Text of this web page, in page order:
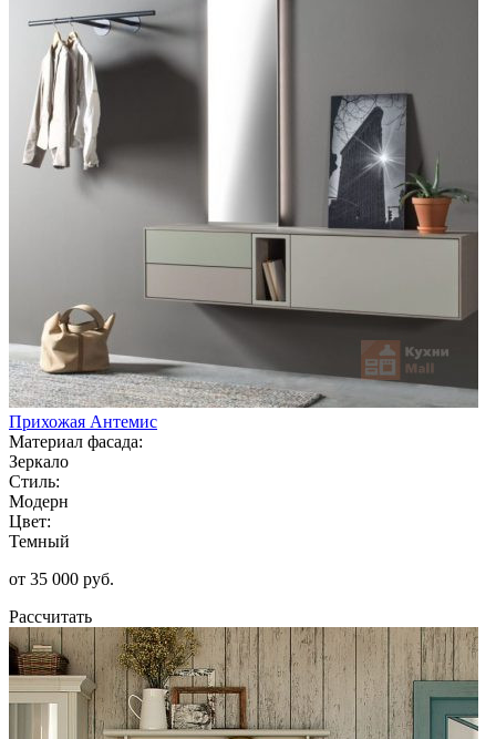
Прихожая Антемис
Материал фасада:
Зеркало
Стиль:
Модерн
Цвет:
Темный
от 35 000 руб.
Рассчитать